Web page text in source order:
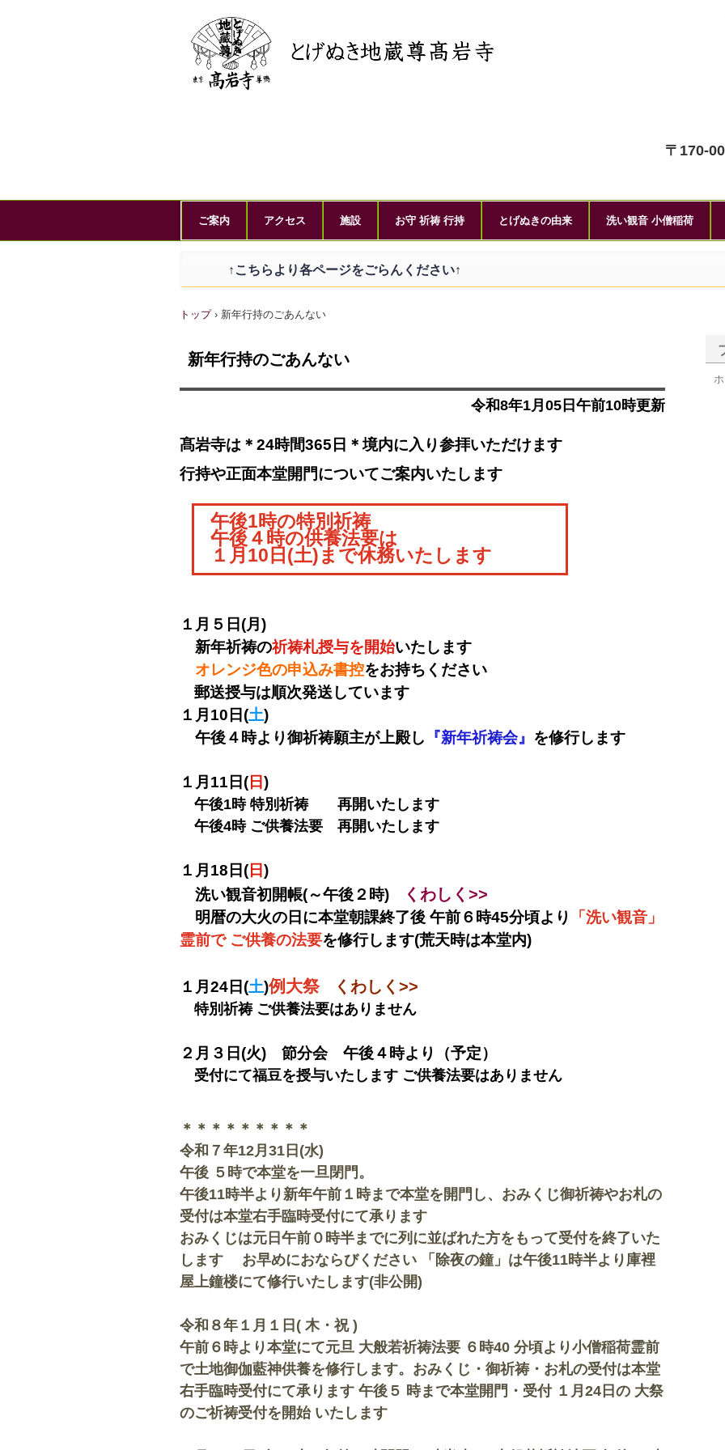
〒170-
ご案内 アクセス 施設 お守 祈祷 行持 とげぬきの由来 洗い観音 小僧稲荷
↑こちらより各ページをごらんください↑
トップ › 新年行持のごあんない
新年行持のごあんない
令和8年1月05日午前10時更新
髙岩寺は＊24時間365日＊境内に入り参拝いただけます
行持や正面本堂開門についてご案内いたします
午後1時の特別祈祷
午後４時の供養法要は
１月10日(土)まで休務いたします
１月５日(月 )
新年祈祷の祈祷札授与を開始いたします
オレンジ色の申込み書控をお持ちください
郵送授与は順次発送しています
１月10日(土)
午後４時より御祈祷願主が上殿し 『新年祈祷会』 を修行します
１月11日( 日)
午後1時 特別祈祷 再開いたします
午後4時 ご供養法要 再開いたします
１月18日( 日)
洗い観音初開帳(～午後２時)
くわしく>>
明暦の大火の日に本堂朝課終了後 午前６時45分頃より
「洗い観音」
霊前で ご供養の法要を修行します(荒天時は本堂内)
１月24日(土)例大祭 くわしく>>
特別祈祷 ご供養法要はありません
２月３日(火) 節分会 午後４時より（予定）
受付にて福豆を授与いたします ご供養法要はありません
＊＊＊＊＊＊＊＊＊
令和７年12月31日(水)
午後 ５時で本堂を一旦閉門。
午後11時半より新年午前１時まで本堂を開門し、おみくじ御祈祷やお札の
受付は本堂右手臨時受付にて承ります
おみくじは元日午前０時半までに列に並ばれた方をもって受付を終了いた
します お早めにおならびください 「除夜の鐘」は午後11時半より庫裡
屋上鐘楼にて修行いたします(非公開)
令和８年１月１日( 木・祝 )
午前６時より本堂にて元旦 大般若祈祷法要 ６時40 分頃より小僧稲荷霊前
で土地御伽藍神供養を修行します。おみくじ・御祈祷・お札の受付は本堂
右手臨時受付にて承ります 午後５ 時まで本堂開門・受付 １月24日の 大祭
のご祈祷受付を開始 いたします